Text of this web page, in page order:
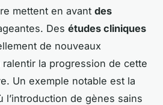
mettent en avant des
Des études cliniques
de nouveaux
la progression de cette
Un exemple notable est la
l’introduction de gènes sains